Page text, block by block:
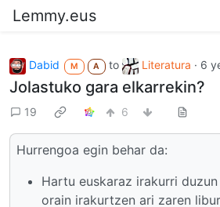
Lemmy.eus
Dabid M A to Literatura · 6
Jolastuko gara elkarrekin?
19 6
Hurrengoa egin behar da:
Hartu euskaraz irakurri
orain irakurtzen ari zaren